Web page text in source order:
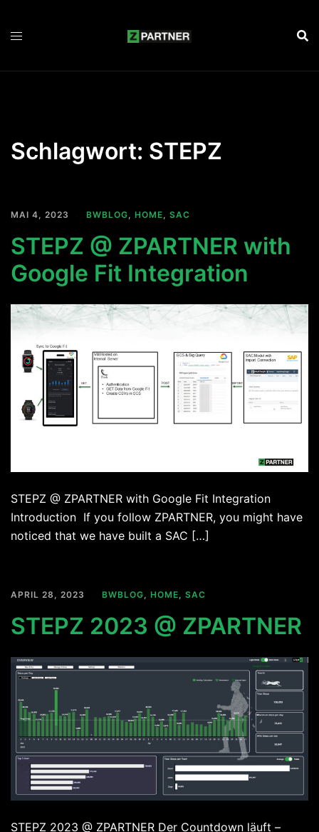
Schlagwort: STEPZ
MAI 4, 2023 BWBLOG, HOME, SAC
STEPZ @ ZPARTNER with
Google Fit Integration
STEPZ @ ZPARTNER with Google Fit Integration
Introduction If you follow ZPARTNER, you might have
noticed that we have built a SAC […]
APRIL 28, 2023 BWBLOG, HOME, SAC
STEPZ 2023 @ ZPARTNER
STEPZ 2023 @ ZPARTNER Der Countdown läuft –